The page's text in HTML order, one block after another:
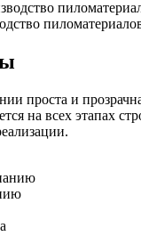
проста и
на всех этапах